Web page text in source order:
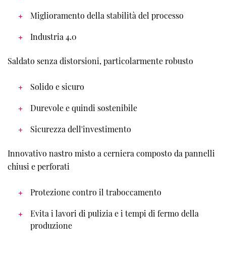
Miglioramento della stabilità del processo
Industria 4.0
Saldato senza distorsioni, particolarmente robusto
Solido e sicuro
Durevole e quindi sostenibile
Sicurezza dell'investimento
Innovativo nastro misto a cerniera composto da pannelli
chiusi e perforati
Protezione contro il traboccamento
Evita i lavori di pulizia e i tempi di fermo della
produzione